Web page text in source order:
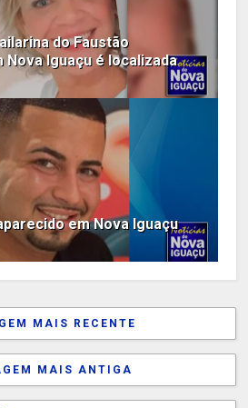
do Faustão
Nova Iguaçu é localizada
em Nova Iguaçu
MAIS RECENTE
MAIS ANTIGA